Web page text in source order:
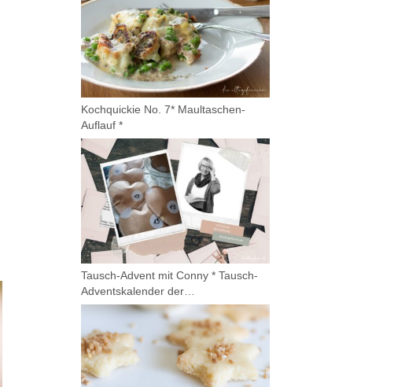
Kochquickie No. 7* Maultaschen-
Auflauf *
Tausch-Advent mit Conny * Tausch-
Adventskalender der…